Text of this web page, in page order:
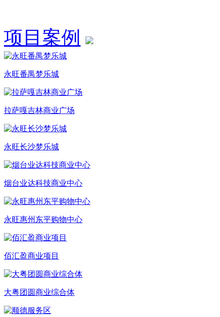
项目案例
永旺番禺梦乐城
拉萨嘎吉林商业广场
永旺长沙梦乐城
烟台业达科技商业中心
永旺惠州东平购物中心
佰汇盈商业项目
大粤团圆商业综合体